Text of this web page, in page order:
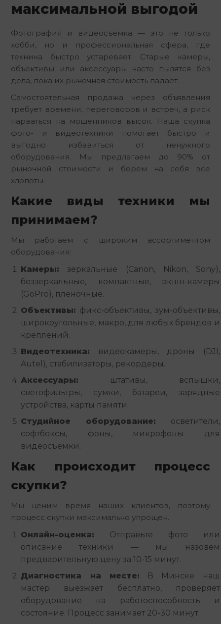
максимальной выгодой
Фотография и видеосъемка — это не только
хобби, но и профессиональная сфера, где
техника быстро устаревает. Старые камеры,
объективы или аксессуары часто пылятся без
дела, пока их рыночная стоимость падает.
Самостоятельная продажа через объявления
требует времени, переговоров и встреч, а риск
нарваться на мошенников высок. Наша скупка
фото- и видеотехники помогает быстро и
выгодно избавиться от ненужного
оборудования. Мы предлагаем до 90% от
рыночной стоимости и берем на себя все
хлопоты.
Какие виды техники мы
принимаем?
Мы работаем с широким ассортиментом
оборудования:
Камеры: зеркальные (Canon, Nikon, Sony),
беззеркальные, компактные, экшн-камеры
(GoPro), пленочные.
Объективы: фикс-объективы, зум-объективы,
широкоугольные, макро, для любых брендов и
креплений.
Видеотехника: видеокамеры, дроны (DJI,
Autel), стабилизаторы, рекордеры.
Аксессуары: штативы, вспышки,
светофильтры, сумки, батареи, зарядные
устройства, карты памяти.
Студийное оборудование: осветители,
софтбоксы, фоны, микрофоны для
видеосъемки.
Как происходит процесс
скупки?
Мы ценим время наших клиентов, поэтому
процесс скупки максимально упрощен.
Онлайн-оценка: Отправьте фото или
описание техники — мы назовем
предварительную цену за 10-15 минут.
Диагностика на месте: В Минске наш
мастер выезжает бесплатно, проверяет
оборудование на работоспособность и
состояние. Процесс занимает 20-30 минут.